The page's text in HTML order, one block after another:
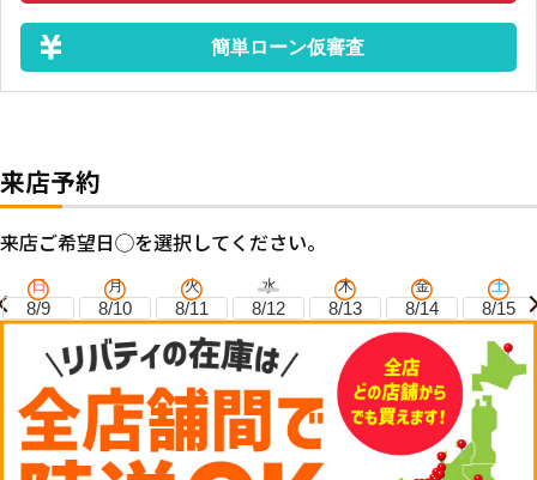
簡単ローン仮審査
来店予約
来店ご希望日◯を選択してください。
日
8/9
月
8/10
火
8/11
水
8/12
木
8/13
金
8/14
土
8/15